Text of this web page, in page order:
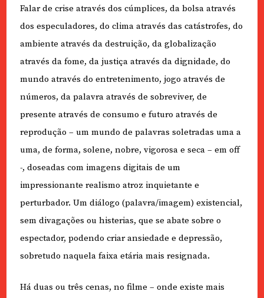
Falar de crise através dos cúmplices, da bolsa através
dos especuladores, do clima através das catástrofes, do
ambiente através da destruição, da globalização
através da fome, da justiça através da dignidade, do
mundo através do entretenimento, jogo através de
números, da palavra através de sobreviver, de
presente através de consumo e futuro através de
reprodução – um mundo de palavras soletradas uma a
uma, de forma, solene, nobre, vigorosa e seca – em off
-, doseadas com imagens digitais de um
impressionante realismo atroz inquietante e
perturbador. Um diálogo (palavra/imagem) existencial,
sem divagações ou histerias, que se abate sobre o
espectador, podendo criar ansiedade e depressão,
sobretudo naquela faixa etária mais resignada.
Há duas ou três cenas, no filme – onde existe mais